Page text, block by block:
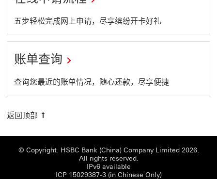
open
in
a
window
This
link
will
open
in
a
new
window
五步轻松完成网上申请，尽享缤纷开卡好礼
账单查询
This
link
will
查询您最近的账单情况，随心还款，尽享便捷
返回顶部
© Copyright. HSBC Bank (China) Company Limited 2026.
All rights reserved.
IPv6 available
ICP 15029387-3 (in Chinese Only)ICP 15029387-3